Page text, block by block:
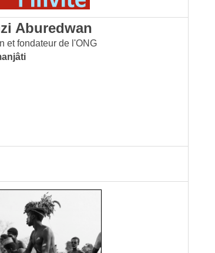
Aburedwan
et fondateur de l'ONG